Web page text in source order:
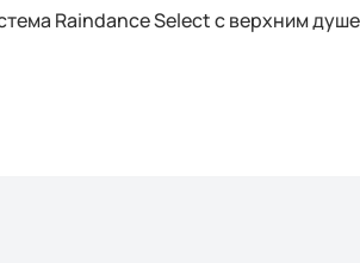
Raindance Select с верхним